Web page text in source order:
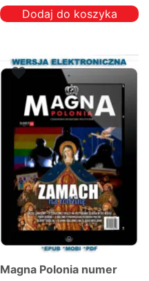
Dodaj do koszyka
Magna Polonia numer